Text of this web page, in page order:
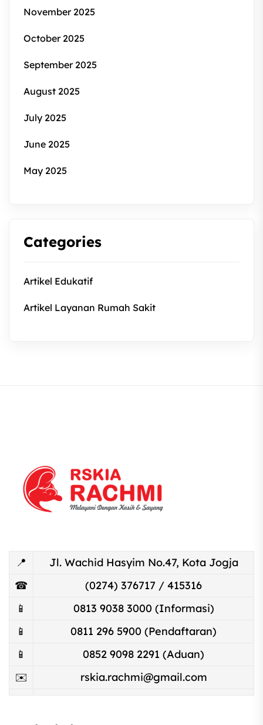
November 2025
October 2025
September 2025
August 2025
July 2025
June 2025
May 2025
Categories
Artikel Edukatif
Artikel Layanan Rumah Sakit
📍
Jl. Wachid Hasyim No.47, Kota Jogja
☎
(0274) 376717 / 415316
📱
0813 9038 3000 (Informasi)
📱
0811 296 5900 (Pendaftaran)
📱
0852 9098 2291 (Aduan)
✉️
rskia.rachmi@gmail.com